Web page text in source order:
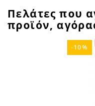
Πελάτες που
προϊόν,
-10%